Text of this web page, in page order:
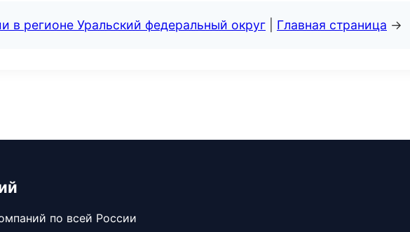
в регионе Уральский федеральный округ Главная страница →
по всей России